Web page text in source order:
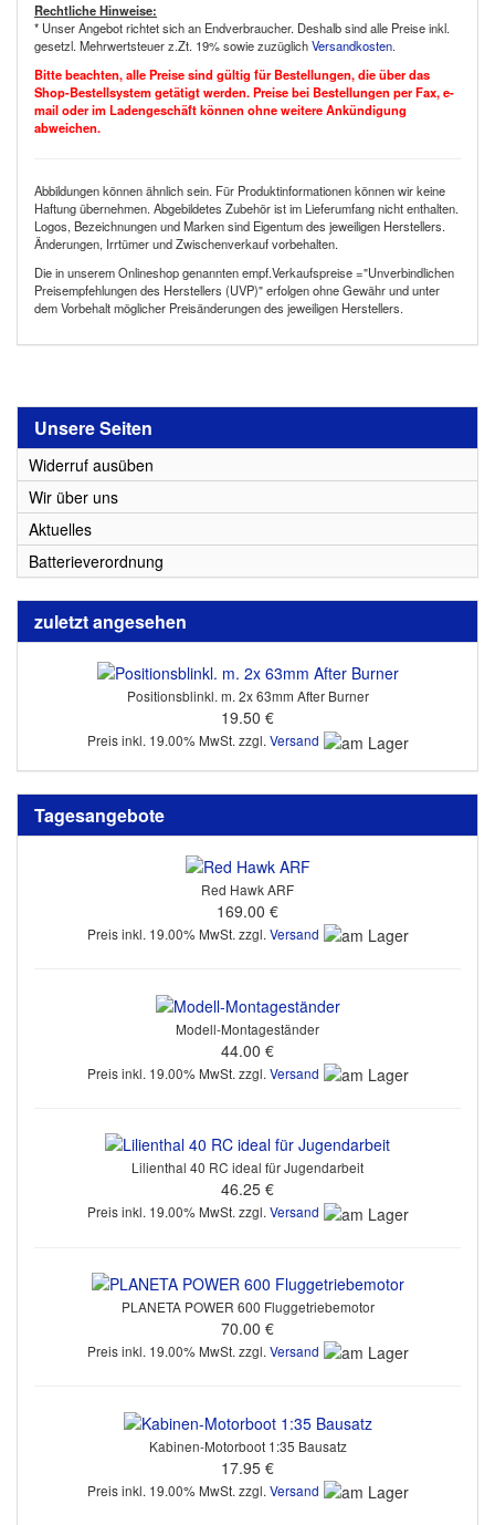
Rechtliche Hinweise:
* Unser Angebot richtet sich an Endverbraucher. Deshalb sind alle Preise inkl.
gesetzl. Mehrwertsteuer z.Zt. 19% sowie zuzüglichVersandkosten.
Bitte beachten, alle Preise sind gültig für Bestellungen, die über das
Shop-Bestellsystem getätigt werden. Preise bei Bestellungen per Fax, e-
mail oder im Ladengeschäft können ohne weitere Ankündigung
abweichen.
Abbildungen können ähnlich sein. Für Produktinformationen können wir keine
Haftung übernehmen. Abgebildetes Zubehör ist im Lieferumfang nicht enthalten.
Logos, Bezeichnungen und Marken sind Eigentum des jeweiligen Herstellers.
Änderungen, Irrtümer und Zwischenverkauf vorbehalten.
Die in unserem Onlineshop genannten empf.Verkaufspreise ="Unverbindlichen
Preisempfehlungen des Herstellers (UVP)" erfolgen ohne Gewähr und unter
dem Vorbehalt möglicher Preisänderungen des jeweiligen Herstellers.
Unsere Seiten
Widerruf ausüben
Wir über uns
Aktuelles
Batterieverordnung
zuletzt angesehen
Positionsblinkl. m. 2x 63mm After Burner
19.50 €
Preis inkl. 19.00% MwSt. zzgl.Versand
Tagesangebote
Red Hawk ARF
169.00 €
Preis inkl. 19.00% MwSt. zzgl. Versand
Modell-Montageständer
44.00 €
Preis inkl. 19.00% MwSt. zzgl. Versand
Lilienthal 40 RC ideal für Jugendarbeit
46.25 €
Preis inkl. 19.00% MwSt. zzgl.Versand
PLANETA POWER 600 Fluggetriebemotor
70.00 €
Preis inkl. 19.00% MwSt. zzgl. Versand
Kabinen-Motorboot 1:35 Bausatz
17.95 €
Preis inkl. 19.00% MwSt. zzgl. Versand